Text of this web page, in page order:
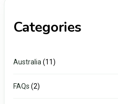
Categories
Australia (11)
FAQs (2)